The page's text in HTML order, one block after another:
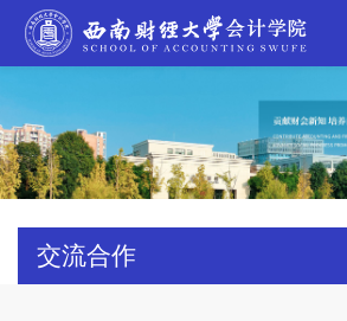
交流合作